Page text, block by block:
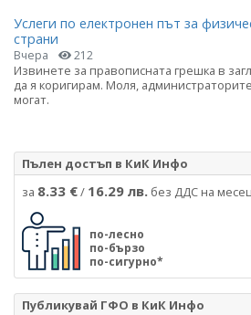
Услеги по електронен път за
страни
Вчера 212
Извинете за правописната грешка в
да я коригирам. Моля,
могат.
Пълен достъп в КиК Инфо
за 8.33 €/ 16.29 лв. без ДДС на
по-лесно
по-бързо
по-сигурно*
Публикувай ГФО в КиК Инфо